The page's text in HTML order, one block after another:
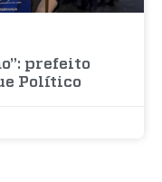
prefeito
Político